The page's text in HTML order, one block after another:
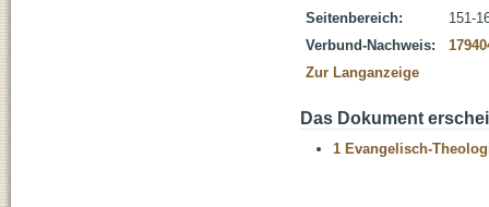
Seitenbereich:
151-
Verbund-Nachweis:
Zur Langanzeige
Das Dokument
1 Evangelisch-